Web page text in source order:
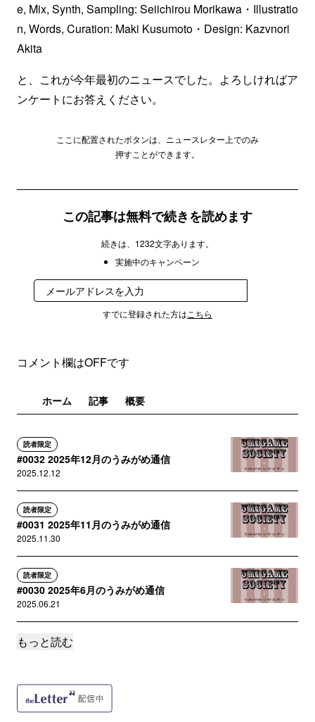
e, Mix, Synth, Sampling: Seiichirou Morikawa・Illustratio
n, Words, Curation: Maki Kusumoto・Design: Kazvnori
Akita
と、これが今年最初のニュースでした。よろしければア
ンケートにお答えください。
ここに配置されたボタンは、ニュースレター上でのみ
押すことができます。
この記事は無料で続きを読めます
続きは、1232文字あります。
実施中のキャンペーン
すでに登録された方は こちら
コメント欄はOFFです
ホーム 記事 概要
読者限定
#0032 2025年12月のうみがめ通信
2025.12.12
読者限定
#0031 2025年11月のうみがめ通信
2025.11.30
読者限定
#0030 2025年6月のうみがめ通信
2025.06.21
読者限定
読者限定
もっと読む